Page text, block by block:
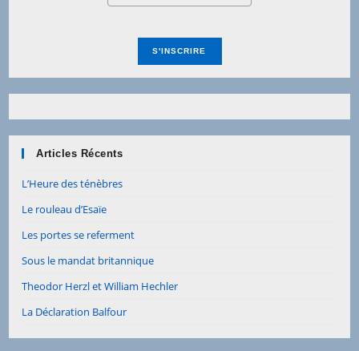
Articles Récents
L’Heure des ténèbres
Le rouleau d’Esaïe
Les portes se referment
Sous le mandat britannique
Theodor Herzl et William Hechler
La Déclaration Balfour